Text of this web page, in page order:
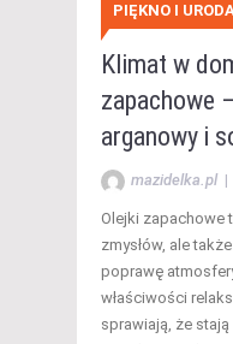
PIĘKNO I
Klimat w
zapachowe
arganowy i
mazidelka.pl |
Olejki zapachowe
zmysłów, ale
poprawę
właściwości
sprawiają, że